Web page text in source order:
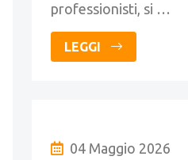
professionisti, si …
LEGGI
04 Maggio 2026